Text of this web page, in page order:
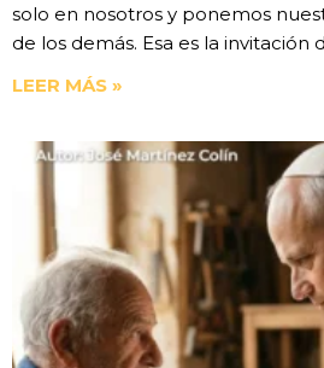
solo en nosotros y ponemos
de los demás. Esa es la invitación
LEER MÁS »